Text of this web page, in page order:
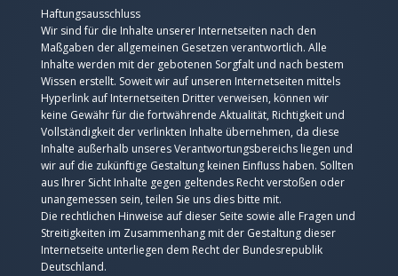
Haftungsausschluss
Wir sind für die Inhalte unserer Internetseiten nach den
Maßgaben der allgemeinen Gesetzen verantwortlich. Alle
Inhalte werden mit der gebotenen Sorgfalt und nach bestem
Wissen erstellt. Soweit wir auf unseren Internetseiten mittels
Hyperlink auf Internetseiten Dritter verweisen, können wir
keine Gewähr für die fortwährende Aktualität, Richtigkeit und
Vollständigkeit der verlinkten Inhalte übernehmen, da diese
Inhalte außerhalb unseres Verantwortungsbereichs liegen und
wir auf die zukünftige Gestaltung keinen Einfluss haben. Sollten
aus Ihrer Sicht Inhalte gegen geltendes Recht verstoßen oder
unangemessen sein, teilen Sie uns dies bitte mit.
Die rechtlichen Hinweise auf dieser Seite sowie alle Fragen und
Streitigkeiten im Zusammenhang mit der Gestaltung dieser
Internetseite unterliegen dem Recht der Bundesrepublik
Deutschland.